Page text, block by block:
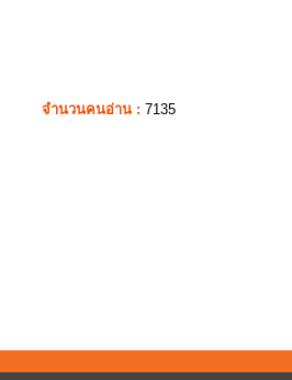
จำนวนคนอ่าน : 7135